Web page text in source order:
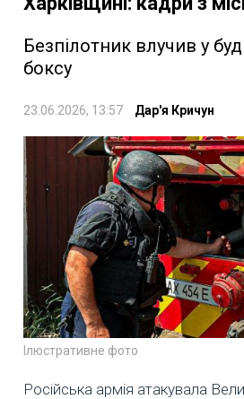
Безпілотник влучив у
боксу
23.06.2026, 13:57 Дар'я Кричун
Ілюстративне фото
Російська армія атакувала